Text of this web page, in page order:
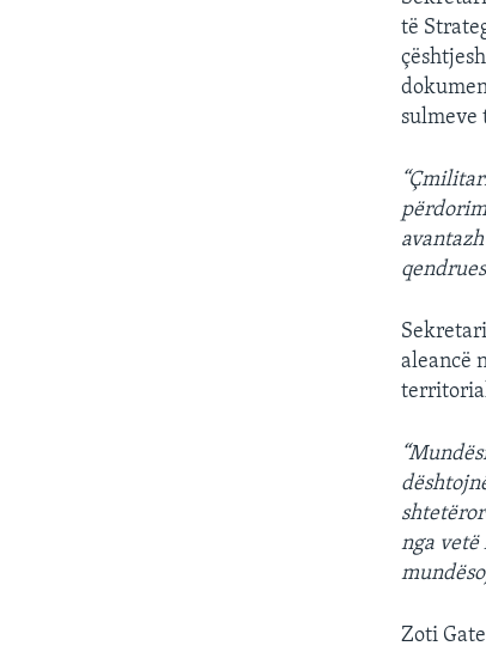
të
sulmeve
aleancë
nga vetë
Zoti